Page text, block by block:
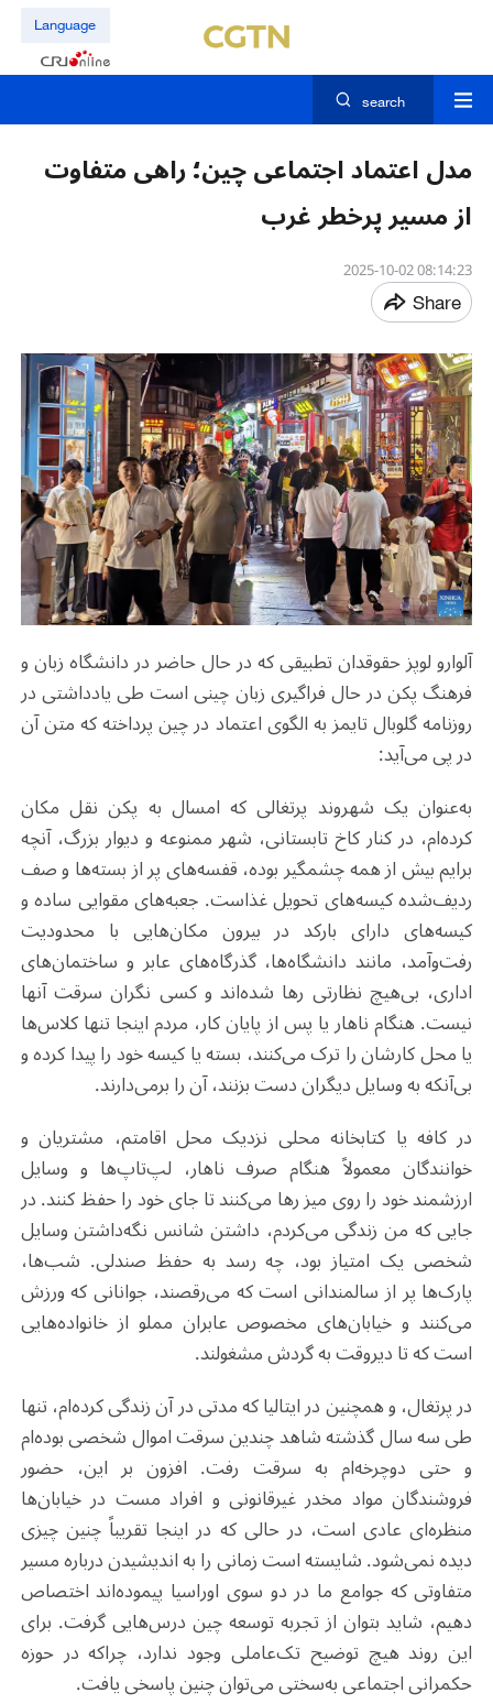
Language
search
مدل اعتماد اجتماعی چین؛ راهی متفاوت
از مسیر پرخطر غرب
08:14:23 2025-10-02
Share
آلوارو لوپز حقوقدان تطبیقی که در حال حاضر در دانشگاه زبان و
فرهنگ پکن در حال فراگیری زبان چینی است طی یادداشتی در
روزنامه گلوبال تایمز به الگوی اعتماد در چین پرداخته که متن آن
در پی می‌آید:
به‌عنوان یک شهروند پرتغالی که امسال به پکن نقل مکان
کرده‌ام، در کنار کاخ تابستانی، شهر ممنوعه و دیوار بزرگ، آنچه
برایم بیش از همه چشمگیر بوده، قفسه‌های پر از بسته‌ها و صف
ردیف‌شده کیسه‌های تحویل غذاست. جعبه‌های مقوایی ساده و
کیسه‌های دارای بارکد در بیرون مکان‌هایی با محدودیت
رفت‌وآمد، مانند دانشگاه‌ها، گذرگاه‌های عابر و ساختمان‌های
اداری، بی‌هیچ نظارتی رها شده‌اند و کسی نگران سرقت آنها
نیست. هنگام ناهار یا پس از پایان کار، مردم اینجا تنها کلاس‌ها
یا محل کارشان را ترک می‌کنند، بسته یا کیسه خود را پیدا کرده و
بی‌آنکه به وسایل دیگران دست بزنند، آن را برمی‌دارند.
در کافه یا کتابخانه محلی نزدیک محل اقامتم، مشتریان و
خوانندگان معمولاً هنگام صرف ناهار، لپ‌تاپ‌ها و وسایل
ارزشمند خود را روی میز رها می‌کنند تا جای خود را حفظ کنند. در
جایی که من زندگی می‌کردم، داشتن شانس نگه‌داشتن وسایل
شخصی یک امتیاز بود، چه رسد به حفظ صندلی. شب‌ها،
پارک‌ها پر از سالمندانی است که می‌رقصند، جوانانی که ورزش
می‌کنند و خیابان‌های مخصوص عابران مملو از خانواده‌هایی
است که تا دیروقت به گردش مشغولند.
در پرتغال، و همچنین در ایتالیا که مدتی در آن زندگی کرده‌ام، تنها
طی سه سال گذشته شاهد چندین سرقت اموال شخصی بوده‌ام
و حتی دوچرخه‌ام به سرقت رفت. افزون بر این، حضور
فروشندگان مواد مخدر غیرقانونی و افراد مست در خیابان‌ها
منظره‌ای عادی است، در حالی که در اینجا تقریباً چنین چیزی
دیده نمی‌شود. شایسته است زمانی را به اندیشیدن درباره مسیر
متفاوتی که جوامع ما در دو سوی اوراسیا پیموده‌اند اختصاص
دهیم، شاید بتوان از تجربه توسعه چین درس‌هایی گرفت. برای
این روند هیچ توضیح تک‌عاملی وجود ندارد، چراکه در حوزه
حکمرانی اجتماعی به‌سختی می‌توان چنین پاسخی یافت.